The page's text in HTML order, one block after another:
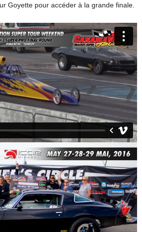
Goyette pour accéder à la grande finale.